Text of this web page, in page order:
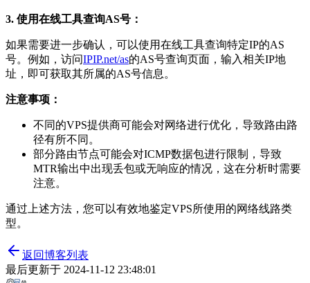
3. 使用在线工具查询AS号：
如果需要进一步确认，可以使用在线工具查询特定IP的AS
号。例如，访问IPIP.net/as的AS号查询页面，输入相关IP地
址，即可获取其所属的AS号信息。
注意事项：
不同的VPS提供商可能会对网络进行优化，导致路由路
径有所不同。
部分路由节点可能会对ICMP数据包进行限制，导致
MTR输出中出现丢包或无响应的情况，这在分析时需要
注意。
通过上述方法，您可以有效地鉴定VPS所使用的网络线路类
型。
返回博客列表
最后更新于 2024-11-12 23:48:01